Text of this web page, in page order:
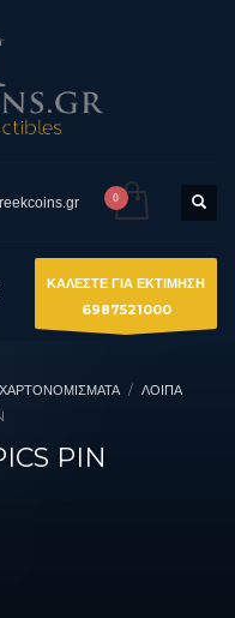
ΚΑΛΕΣΤΕ ΓΙΑ ΕΚΤΙΜΗΣΗ
6987521000
ΧΑΡΤΟΝΟΜΊΣΜΑΤΑ
ΛΟΙΠΑ
PIN